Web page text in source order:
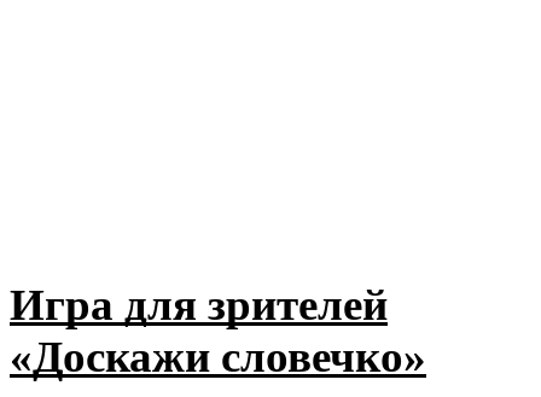
Игра для зрителей
«Доскажи словечко»